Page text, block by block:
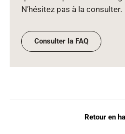
N’hésitez pas à la consulter.
Consulter la FAQ
Retour en